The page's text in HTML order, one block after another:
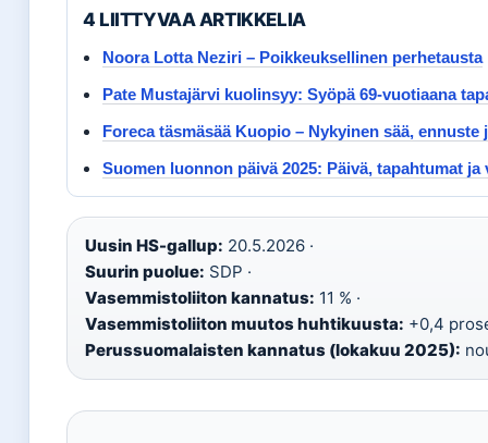
4 LIITTYVAA ARTIKKELIA
Noora Lotta Neziri – Poikkeuksellinen perhetausta
Pate Mustajärvi kuolinsyy: Syöpä 69-vuotiaana
Foreca täsmäsää Kuopio – Nykyinen sää, ennuste
Suomen luonnon päivä 2025: Päivä, tapahtumat ja
Uusin HS-gallup: 20.5.2026 ·
Suurin puolue: SDP ·
Vasemmistoliiton kannatus: 11 % ·
Vasemmistoliiton muutos huhtikuusta: +0,4
Perussuomalaisten kannatus (lokakuu 2025):